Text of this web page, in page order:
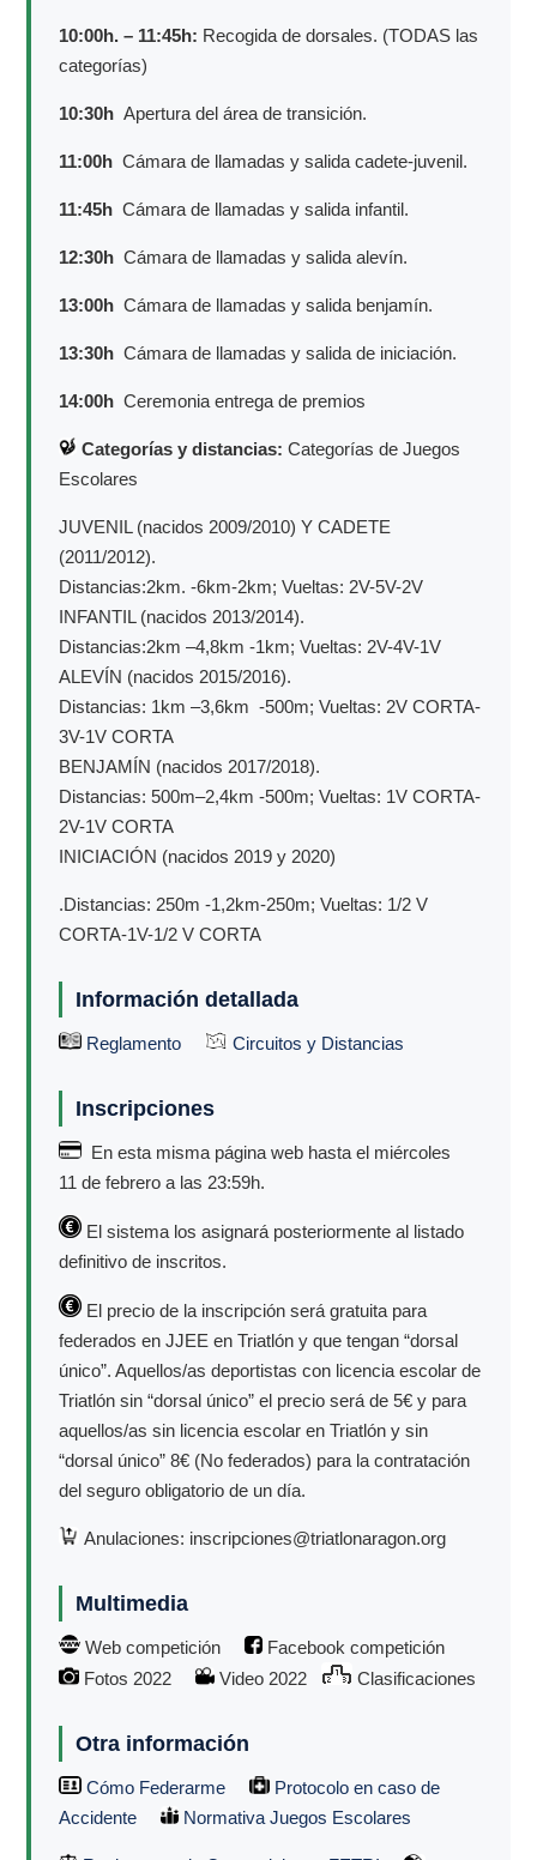
10:00h. – 11:45h: Recogida de dorsales. (TODAS las
categorías)
10:30h Apertura del área de transición.
11:00h Cámara de llamadas y salida cadete-juvenil.
11:45h Cámara de llamadas y salida infantil.
12:30h Cámara de llamadas y salida alevín.
13:00h Cámara de llamadas y salida benjamín.
13:30h Cámara de llamadas y salida de iniciación.
14:00h Ceremonia entrega de premios
Categorías y distancias: Categorías de Juegos
Escolares
JUVENIL (nacidos 2009/2010) Y CADETE
(2011/2012).
Distancias:2km. -6km-2km; Vueltas: 2V-5V-2V
INFANTIL (nacidos 2013/2014).
Distancias:2km –4,8km -1km; Vueltas: 2V-4V-1V
ALEVÍN (nacidos 2015/2016).
Distancias: 1km –3,6km -500m; Vueltas: 2V CORTA-
3V-1V CORTA
BENJAMÍN (nacidos 2017/2018).
Distancias: 500m–2,4km -500m; Vueltas: 1V CORTA-
2V-1V CORTA
INICIACIÓN (nacidos 2019 y 2020)
.Distancias: 250m -1,2km-250m; Vueltas: 1/2 V
CORTA-1V-1/2 V CORTA
Información detallada
Reglamento Circuitos y Distancias
Inscripciones
En esta misma página web hasta el miércoles
11 de febrero a las 23:59h.
El sistema los asignará posteriormente al listado
definitivo de inscritos.
El precio de la inscripción será gratuita para
federados en JJEE en Triatlón y que tengan “dorsal
único”. Aquellos/as deportistas con licencia escolar de
Triatlón sin “dorsal único” el precio será de 5€ y para
aquellos/as sin licencia escolar en Triatlón y sin
“dorsal único” 8€ (No federados) para la contratación
del seguro obligatorio de un día.
Anulaciones: inscripciones@triatlonaragon.org
Multimedia
Web competición
Facebook competición
Fotos 2022
Video 2022 Clasificaciones
Otra información
Cómo Federarme
Protocolo en caso de
Accidente
Normativa Juegos Escolares